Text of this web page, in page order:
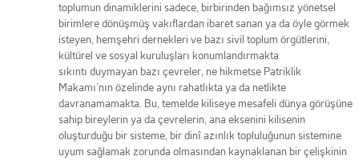
toplumun dinamiklerini sadece, birbirinden bağımsız yönetsel
birimlere dönüşmüş vakıflardan ibaret sanan ya da öyle görmek
isteyen, hemşehri dernekleri ve bazı sivil toplum örgütlerini,
kültürel ve sosyal kuruluşları konumlandırmakta
sıkıntı duymayan bazı çevreler, ne hikmetse Patriklik
Makamı’nın özelinde aynı rahatlıkta ya da netlikte
davranamamakta. Bu, temelde kiliseye mesafeli dünya görüşüne
sahip bireylerin ya da çevrelerin, ana eksenini kilisenin
oluşturduğu bir sisteme, bir dinî azınlık topluluğunun sistemine
uyum sağlamak zorunda olmasından kaynaklanan bir çelişkinin